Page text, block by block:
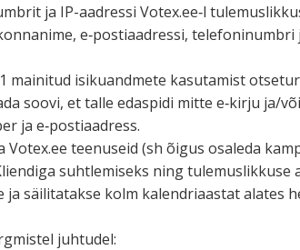
ja IP-aadressi Votex.ee‑l
e‑postiaadressi,
mainitud isiku­andmete kasutamist
soovi, et talle edaspidi mitte e‑kirju ja/
ja e‑postiaadress.
teenuseid (sh õigus osaleda
suhtle­miseks ning tulemus­likkuse
säili­ta­takse kolm kalend­ri­aastat alates
juhtudel: